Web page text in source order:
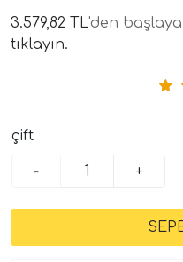
Modelleri
3.579,82 TL'den
tıklayın.
çift
- +